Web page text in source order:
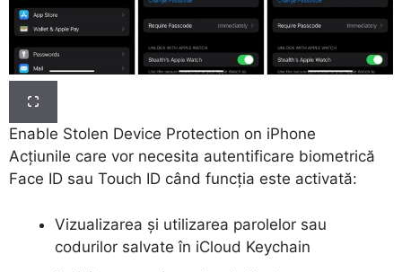
Enable Stolen Device Protection on iPhone
Acțiunile care vor necesita autentificare biometrică
Face ID sau Touch ID când funcția este activată:
Vizualizarea și utilizarea parolelor sau
codurilor salvate în iCloud Keychain